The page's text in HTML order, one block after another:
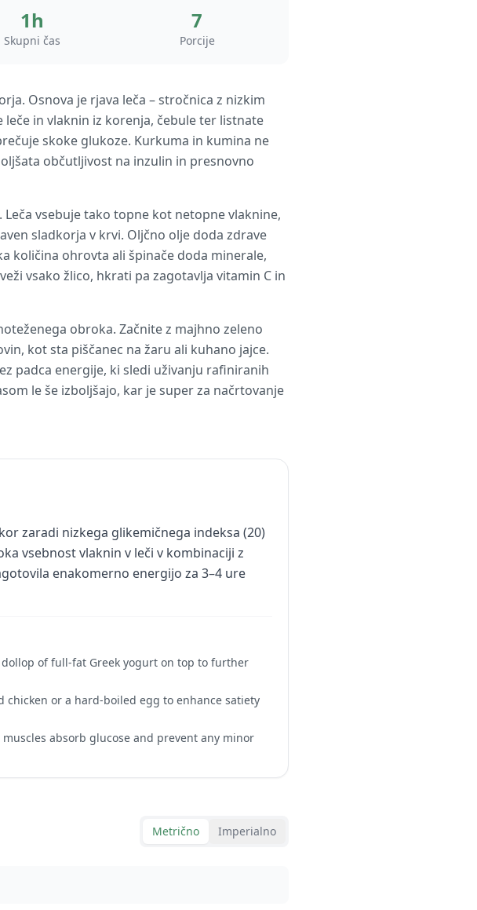
1h
Skupni čas
7
Porcije
Osnova je rjava leča – stročnica z nizkim
in vlaknin iz korenja, čebule ter listnate
skoke glukoze. Kurkuma in kumina ne
občutljivost na inzulin in presnovno
vsebuje tako topne kot netopne vlaknine,
sladkorja v krvi. Oljčno olje doda zdrave
količina ohrovta ali špinače doda minerale,
vsako žlico, hkrati pa zagotavlja vitamin C in
obroka. Začnite z majhno zeleno
kot sta piščanec na žaru ali kuhano jajce.
padca energije, ki sledi uživanju rafiniranih
le še izboljšajo, kar je super za načrtovanje
zaradi nizkega glikemičnega indeksa (20)
vsebnost vlaknin v leči v kombinaciji z
enakomerno energijo za 3–4 ure
of full-fat Greek yogurt on top to further
or a hard-boiled egg to enhance satiety
absorb glucose and prevent any minor
Metrično Imperialno